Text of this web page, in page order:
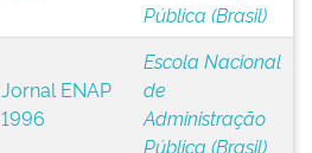
Pública (Brasil)
Jornal ENAP
1996
Escola Nacional
de
Administração
Pública (Brasil)